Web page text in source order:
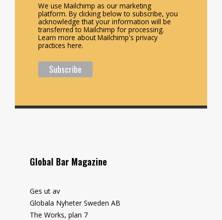
We use Mailchimp as our marketing
platform. By clicking below to subscribe, you
acknowledge that your information will be
transferred to Mailchimp for processing.
Learn more about Mailchimp's privacy
practices here.
Global Bar Magazine
Ges ut av
Globala Nyheter Sweden AB
The Works, plan 7